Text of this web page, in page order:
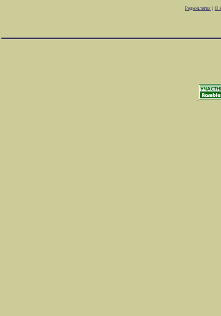
Редколлегия | О